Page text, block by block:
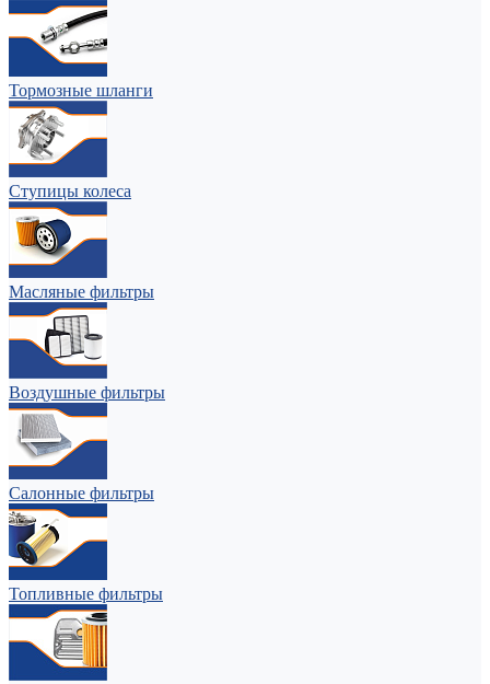
Тормозные шланги
Ступицы колеса
Масляные фильтры
Воздушные фильтры
Салонные фильтры
Топливные фильтры